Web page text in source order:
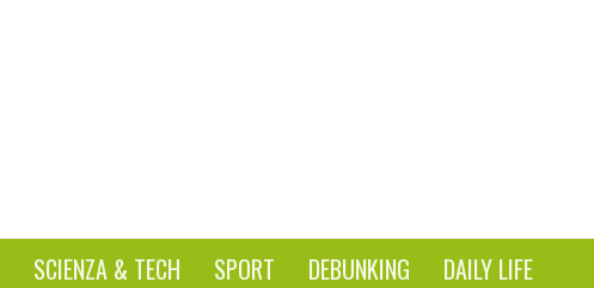
SCIENZA & TECH SPORT DEBUNKING DAILY LIFE